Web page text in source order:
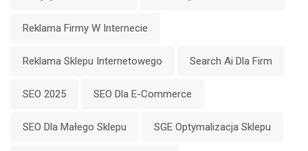
Reklama Firmy W Internecie
Reklama Sklepu Internetowego Search Ai Dla Firm
SEO 2025 SEO Dla E-Commerce
SEO Dla Małego Sklepu SGE Optymalizacja Sklepu